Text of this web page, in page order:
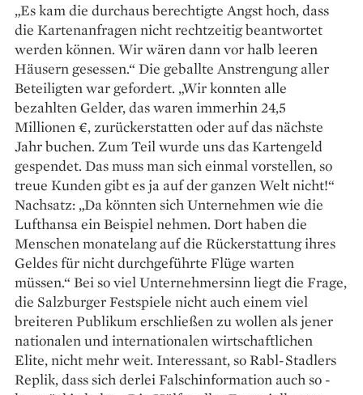
„Es kam die durchaus berechtigte Angst hoch, dass
die Kartenanfragen nicht rechtzeitig beantwortet
werden können. Wir wären dann vor halb leeren
Häusern gesessen.“ Die ­geballte Anstrengung aller
Beteiligten war gefordert. „Wir konnten alle
bezahlten Gelder, das waren immerhin 24,5
Millionen €, zurückerstatten oder auf das nächste
Jahr buchen. Zum Teil ­wurde uns das Kartengeld
gespendet. Das muss man sich einmal vorstellen, so
treue Kunden gibt es ja auf der ­ganzen Welt nicht!“
Nachsatz: „Da könnten sich Unternehmen wie die
Lufthansa ein Beispiel nehmen. Dort haben die
Menschen monate­lang auf die Rückerstattung ihres
Geldes für nicht durchgeführte Flüge warten
müssen.“ Bei so viel Unternehmersinn liegt die Frage,
die ­Salzburger Festspiele nicht auch einem viel
breiteren ­Publikum erschließen zu wollen als jener
nationalen und internationalen wirtschaftlichen
Elite, nicht mehr weit. Interessant, so Rabl-Stadlers
Replik, dass sich derlei Falschinformation auch so ­